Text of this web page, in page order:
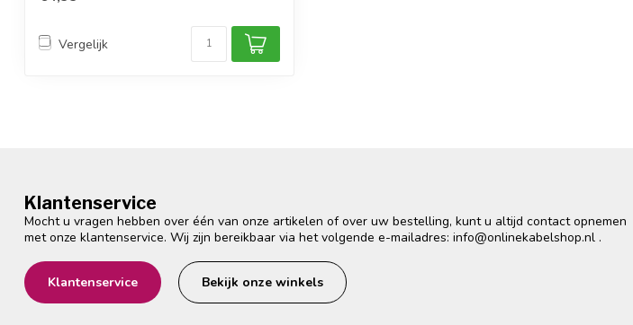
Vergelijk
Klantenservice
Mocht u vragen hebben over één van onze artikelen of over uw bestelling, kunt u altijd contact opnemen
met onze klantenservice. Wij zijn bereikbaar via het volgende e-mailadres: info@onlinekabelshop.nl .
Klantenservice Bekijk onze winkels